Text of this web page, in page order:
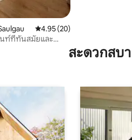
คะแนนเฉลี่ย 4.95 จาก 5, 20 รีวิว
4.95 (20)
นท์ที่ทันสมัยและ
สะดวกสบ